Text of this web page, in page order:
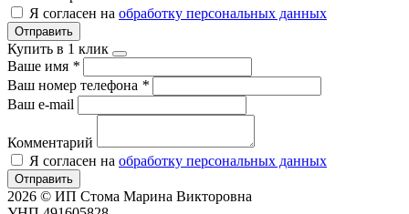
Я согласен на обработку персональных данных
Отправить
Купить в 1 клик
Ваше имя *
Ваш номер телефона *
Ваш e-mail
Комментарий
Я согласен на обработку персональных данных
Отправить
2026 © ИП Стома Марина Викторовна